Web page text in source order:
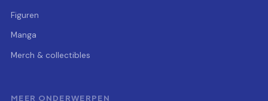
Figuren
Manga
Merch & collectibles
MEER ONDERWERPEN